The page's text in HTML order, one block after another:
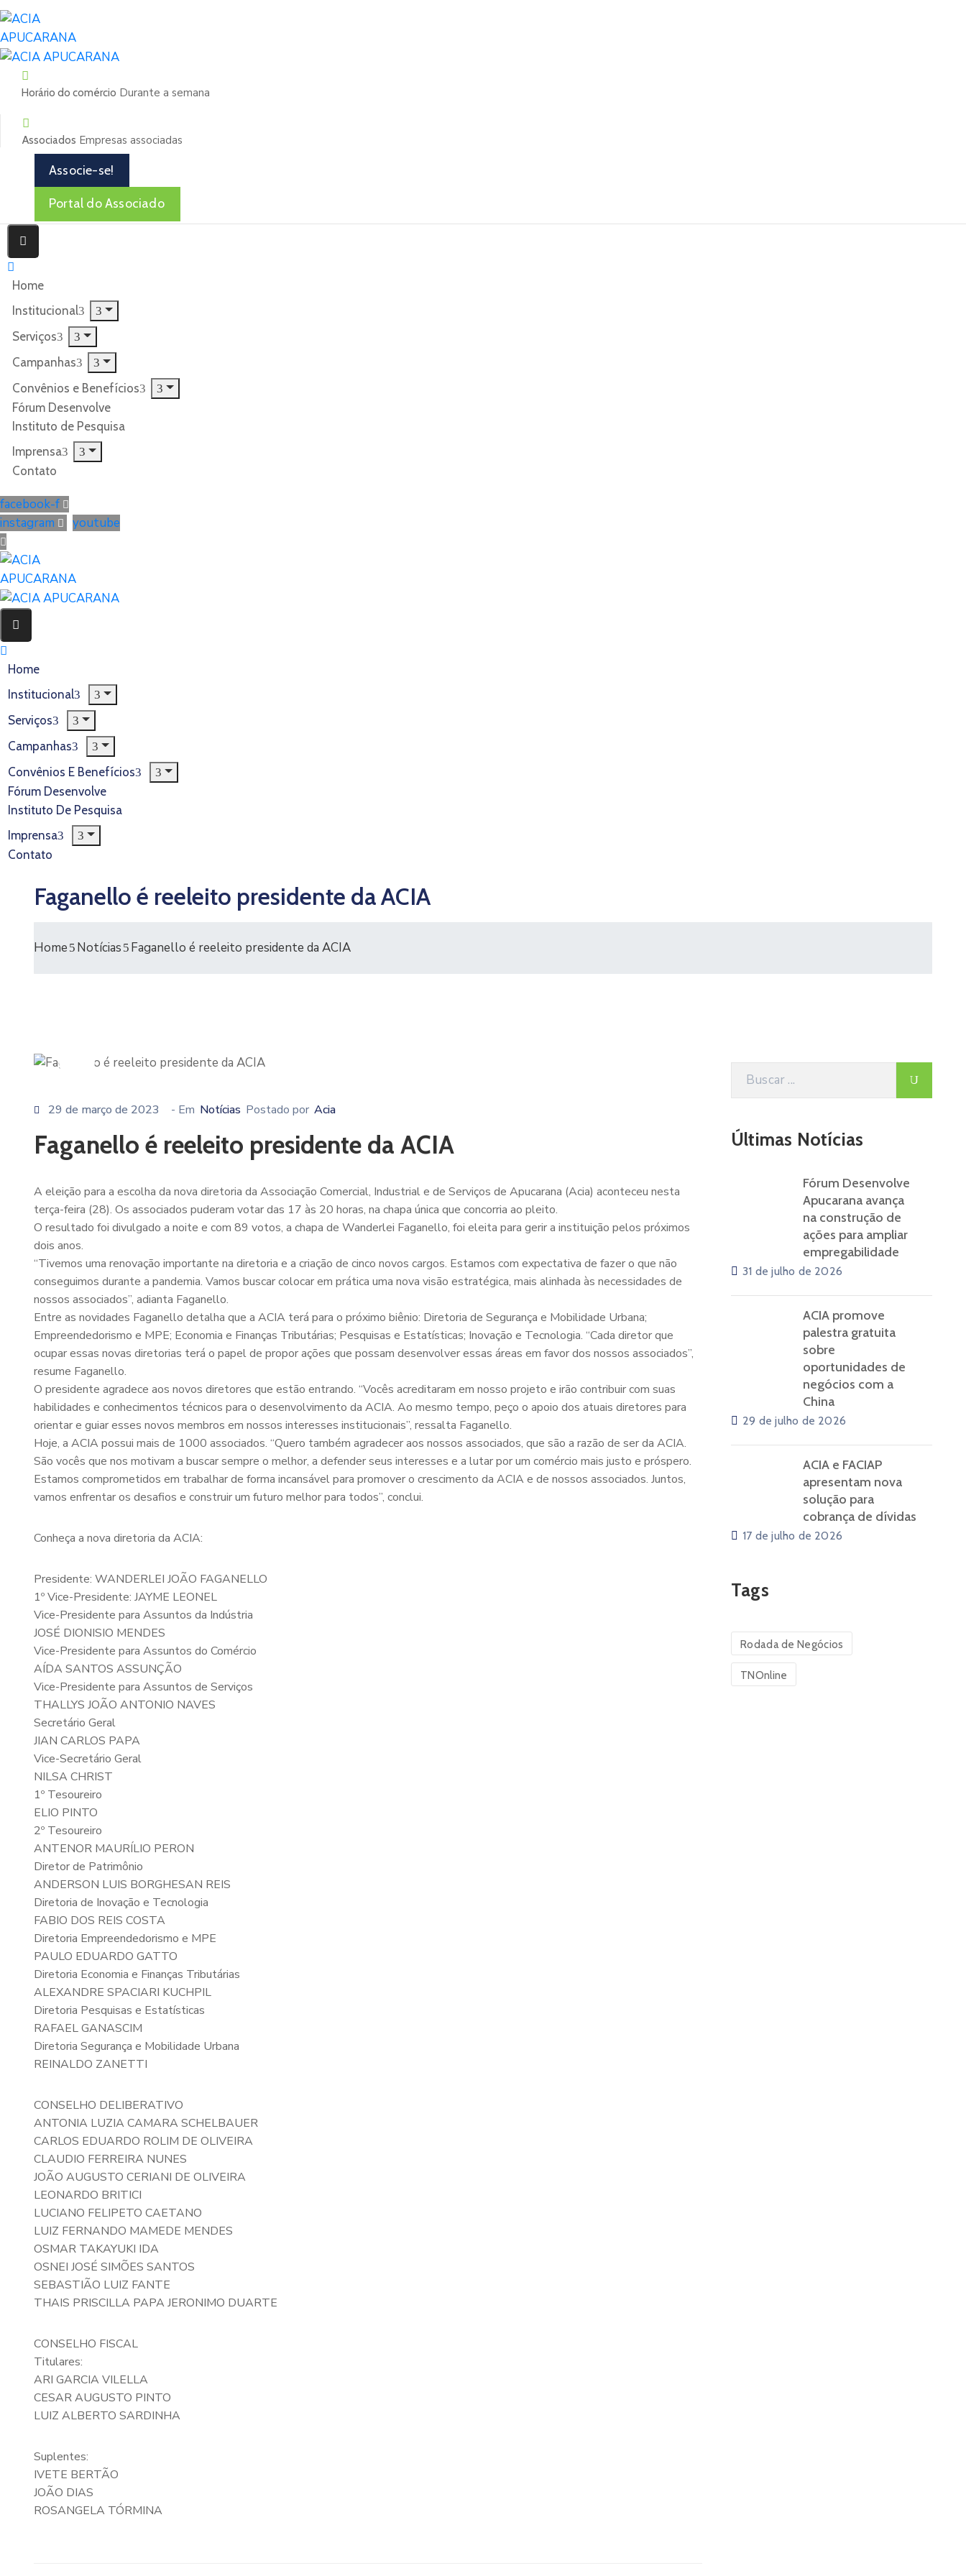
Horário do comércio Durante a semana
Associados Empresas associadas
Associe-se!
Portal do Associado
Home
Institucional
Serviços
Campanhas
Convênios e Benefícios
Fórum Desenvolve
Instituto de Pesquisa
Imprensa
Contato
facebook-f
instagram
youtube
Home
Institucional
Serviços
Campanhas
Convênios E Benefícios
Fórum Desenvolve
Instituto De Pesquisa
Imprensa
Contato
Faganello é reeleito presidente da ACIA
Home Notícias Faganello é reeleito presidente da ACIA
29 de março de 2023 - Em Notícias Postado por Acia
Faganello é reeleito presidente da ACIA
A eleição para a escolha da nova diretoria da Associação Comercial, Industrial e de Serviços de Apucarana (Acia) aconteceu nesta
terça-feira (28). Os associados puderam votar das 17 às 20 horas, na chapa única que concorria ao pleito.
O resultado foi divulgado a noite e com 89 votos, a chapa de Wanderlei Faganello, foi eleita para gerir a instituição pelos próximos
dois anos.
“Tivemos uma renovação importante na diretoria e a criação de cinco novos cargos. Estamos com expectativa de fazer o que não
conseguimos durante a pandemia. Vamos buscar colocar em prática uma nova visão estratégica, mais alinhada às necessidades de
nossos associados”, adianta Faganello.
Entre as novidades Faganello detalha que a ACIA terá para o próximo biênio: Diretoria de Segurança e Mobilidade Urbana;
Empreendedorismo e MPE; Economia e Finanças Tributárias; Pesquisas e Estatísticas; Inovação e Tecnologia. “Cada diretor que
ocupar essas novas diretorias terá o papel de propor ações que possam desenvolver essas áreas em favor dos nossos associados”,
resume Faganello.
O presidente agradece aos novos diretores que estão entrando. “Vocês acreditaram em nosso projeto e irão contribuir com suas
habilidades e conhecimentos técnicos para o desenvolvimento da ACIA. Ao mesmo tempo, peço o apoio dos atuais diretores para
orientar e guiar esses novos membros em nossos interesses institucionais”, ressalta Faganello.
Hoje, a ACIA possui mais de 1000 associados. “Quero também agradecer aos nossos associados, que são a razão de ser da ACIA.
São vocês que nos motivam a buscar sempre o melhor, a defender seus interesses e a lutar por um comércio mais justo e próspero.
Estamos comprometidos em trabalhar de forma incansável para promover o crescimento da ACIA e de nossos associados. Juntos,
vamos enfrentar os desafios e construir um futuro melhor para todos”, conclui.
Conheça a nova diretoria da ACIA:
Presidente: WANDERLEI JOÃO FAGANELLO
1º Vice-Presidente: JAYME LEONEL
Vice-Presidente para Assuntos da Indústria
JOSÉ DIONISIO MENDES
Vice-Presidente para Assuntos do Comércio
AÍDA SANTOS ASSUNÇÃO
Vice-Presidente para Assuntos de Serviços
THALLYS JOÃO ANTONIO NAVES
Secretário Geral
JIAN CARLOS PAPA
Vice-Secretário Geral
NILSA CHRIST
1º Tesoureiro
ELIO PINTO
2º Tesoureiro
ANTENOR MAURÍLIO PERON
Diretor de Patrimônio
ANDERSON LUIS BORGHESAN REIS
Diretoria de Inovação e Tecnologia
FABIO DOS REIS COSTA
Diretoria Empreendedorismo e MPE
PAULO EDUARDO GATTO
Diretoria Economia e Finanças Tributárias
ALEXANDRE SPACIARI KUCHPIL
Diretoria Pesquisas e Estatísticas
RAFAEL GANASCIM
Diretoria Segurança e Mobilidade Urbana
REINALDO ZANETTI
CONSELHO DELIBERATIVO
ANTONIA LUZIA CAMARA SCHELBAUER
CARLOS EDUARDO ROLIM DE OLIVEIRA
CLAUDIO FERREIRA NUNES
JOÃO AUGUSTO CERIANI DE OLIVEIRA
LEONARDO BRITICI
LUCIANO FELIPETO CAETANO
LUIZ FERNANDO MAMEDE MENDES
OSMAR TAKAYUKI IDA
OSNEI JOSÉ SIMÕES SANTOS
SEBASTIÃO LUIZ FANTE
THAIS PRISCILLA PAPA JERONIMO DUARTE
CONSELHO FISCAL
Titulares:
ARI GARCIA VILELLA
CESAR AUGUSTO PINTO
LUIZ ALBERTO SARDINHA
Suplentes:
IVETE BERTÃO
JOÃO DIAS
ROSANGELA TÓRMINA
Últimas Notícias
Fórum Desenvolve
Apucarana avança
na construção de
ações para ampliar
empregabilidade
31 de julho de 2026
ACIA promove
palestra gratuita
sobre
oportunidades de
negócios com a
China
29 de julho de 2026
ACIA e FACIAP
apresentam nova
solução para
cobrança de dívidas
17 de julho de 2026
Tags
Rodada de Negócios
TNOnline